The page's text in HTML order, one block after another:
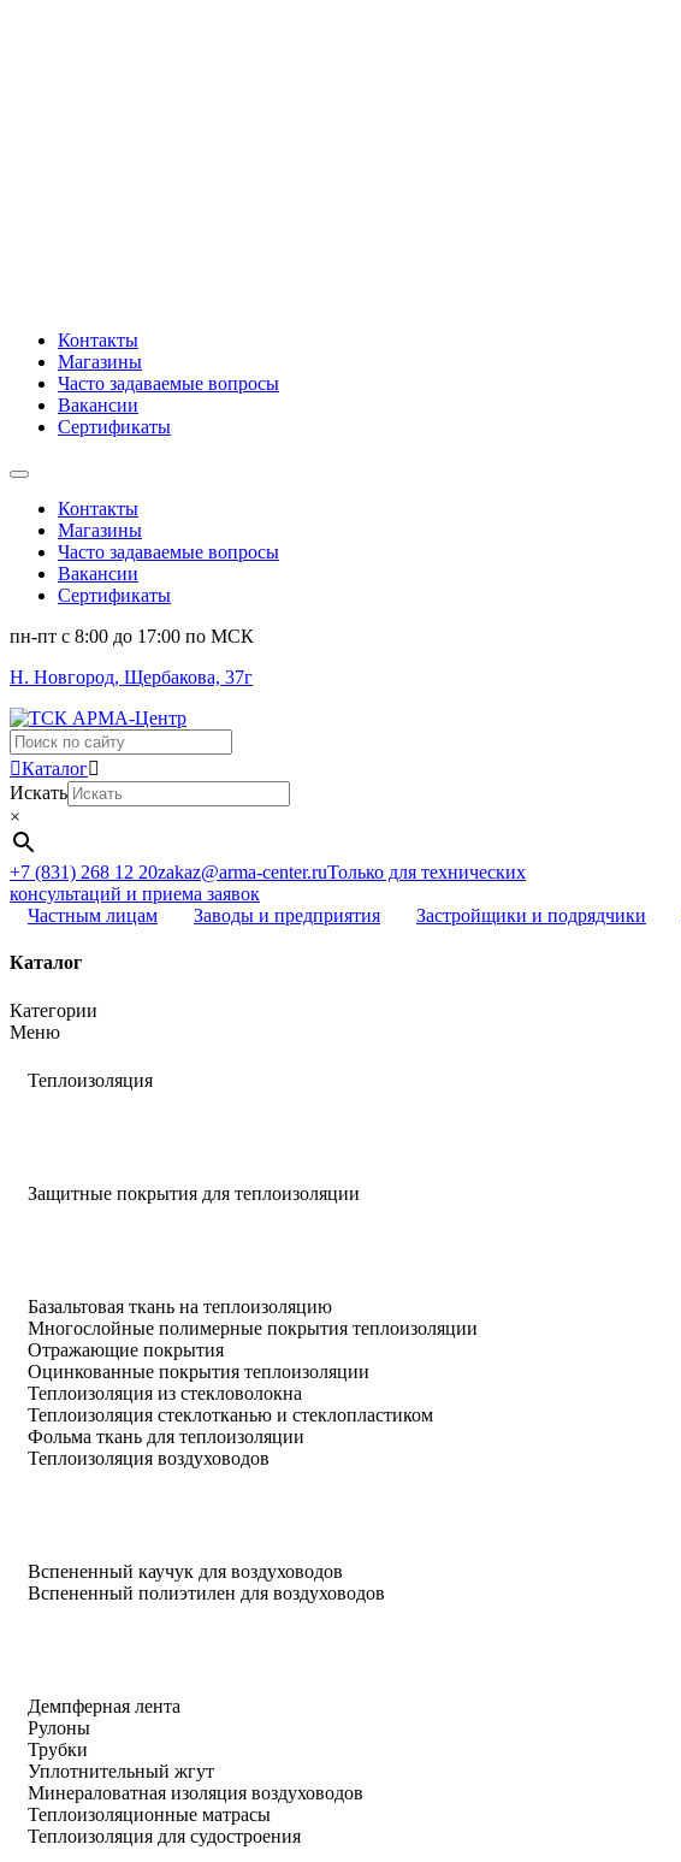
Контакты
Магазины
Часто задаваемые вопросы
Вакансии
Сертификаты
Контакты
Магазины
Часто задаваемые вопросы
Вакансии
Сертификаты
пн-пт c 8:00 до 17:00 по МСК
Н. Новгород, Щербакова, 37г
Поиск
...Каталог
Искать
×
+7 (831) 268 12 20zakaz@arma-center.ruТолько для технических
консультаций и приема заявок
Частным лицам
Заводы и предприятия Застройщики и подрядчики
Каталог
Категории
Меню
Теплоизоляция
Защитные покрытия для теплоизоляции
Базальтовая ткань на теплоизоляцию
Многослойные полимерные покрытия теплоизоляции
Отражающие покрытия
Оцинкованные покрытия теплоизоляции
Теплоизоляция из стекловолокна
Теплоизоляция стеклотканью и стеклопластиком
Фольма ткань для теплоизоляции
Теплоизоляция воздуховодов
Вспененный каучук для воздуховодов
Вспененный полиэтилен для воздуховодов
Демпферная лента
Рулоны
Трубки
Уплотнительный жгут
Минераловатная изоляция воздуховодов
Теплоизоляционные матрасы
Теплоизоляция для судостроения